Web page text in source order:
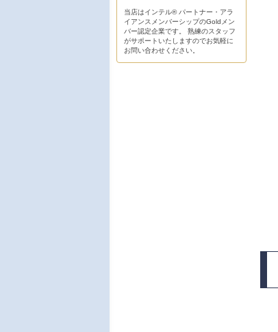
当店はインテル® パートナー・アラ
イアンスメンバーシップのGoldメン
バー認定企業です。 熟練のスタッフ
がサポートいたしますのでお気軽に
お問い合わせください。